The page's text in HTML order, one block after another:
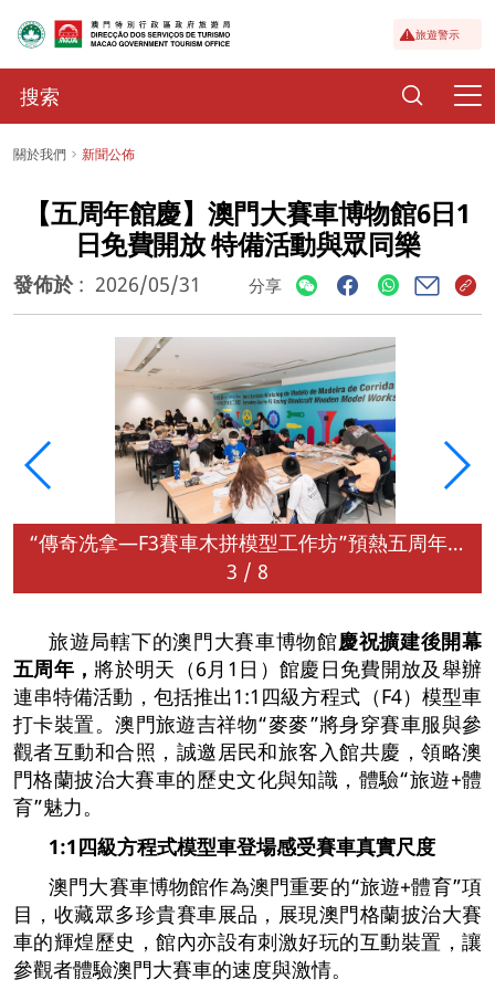
旅遊警示
關於我們 新聞公佈
【五周年館慶】澳門大賽車博物館6日1
日免費開放 特備活動與眾同樂
發佈於 : 2026/05/31 分享
“傳奇冼拿—F3賽車木拼模型工作坊”預熱五周年館慶
3 / 8
旅遊局轄下的澳門大賽車博物館慶祝擴建後開幕
五周年， 將於明天（6月1日）館慶日免費開放及舉辦
連串特備活動，包括推出1:1四級方程式（F4）模型車
打卡裝置。澳門旅遊吉祥物“麥麥”將身穿賽車服與參
觀者互動和合照，誠邀居民和旅客入館共慶，領略澳
門格蘭披治大賽車的歷史文化與知識，體驗“旅遊+體
育”魅力。
1:1四級方程式模型車登場感受賽車真實尺度
澳門大賽車博物館作為澳門重要的“旅遊+體育”項
目，收藏眾多珍貴賽車展品，展現澳門格蘭披治大賽
車的輝煌歷史，館內亦設有刺激好玩的互動裝置，讓
參觀者體驗澳門大賽車的速度與激情。